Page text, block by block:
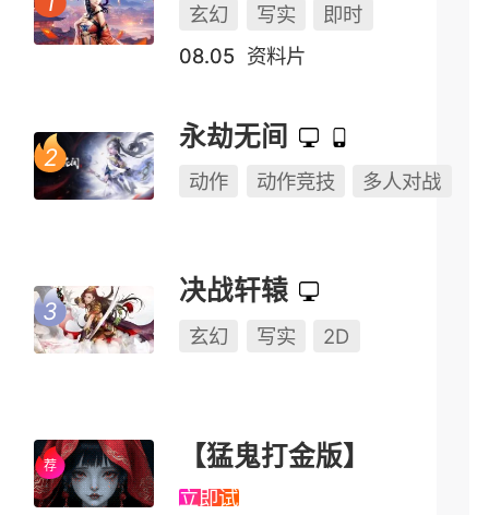
玄幻 写实
即时
08.05 资料片
永劫无间
动作 动作竞技 多人对战
决战轩辕
玄幻 写实 2D
【猛鬼打金版】
立即试玩